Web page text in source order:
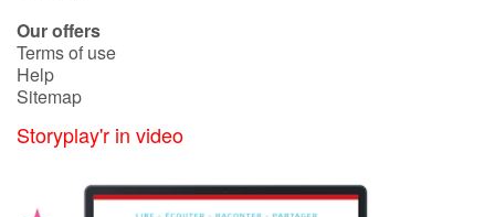
Our offers
Terms of use
Help
Sitemap
Storyplay'r in video